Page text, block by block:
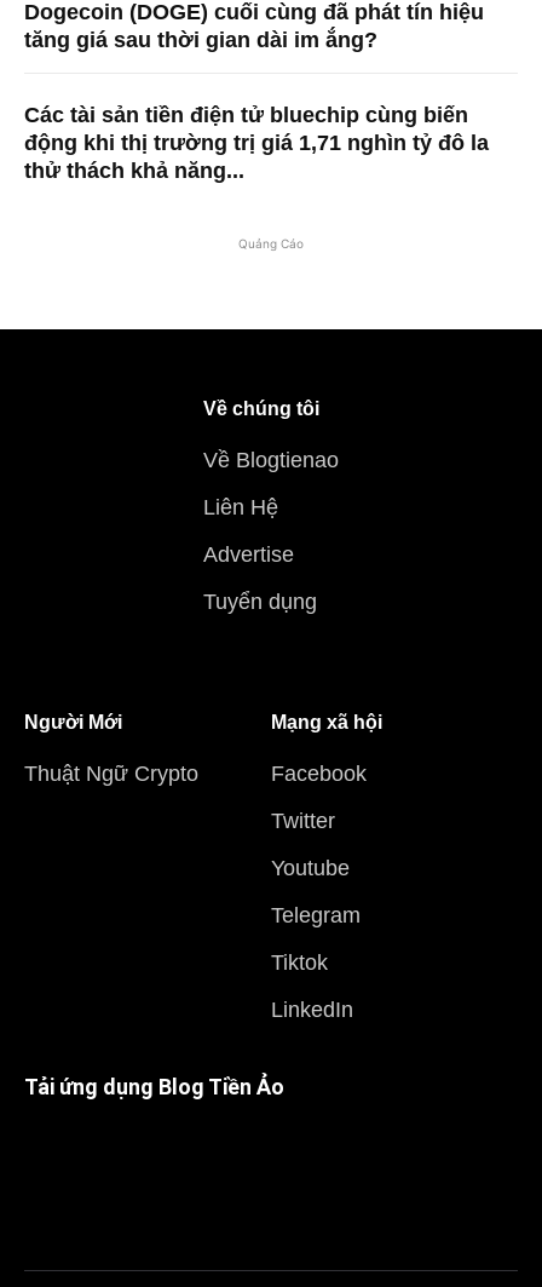
Dogecoin (DOGE) cuối cùng đã phát tín hiệu
tăng giá sau thời gian dài im ắng?
Các tài sản tiền điện tử bluechip cùng biến
động khi thị trường trị giá 1,71 nghìn tỷ đô la
thử thách khả năng...
Quảng Cáo
Về chúng tôi
Về Blogtienao
Liên Hệ
Advertise
Tuyển dụng
Người Mới
Thuật Ngữ Crypto
Mạng xã hội
Facebook
Twitter
Youtube
Telegram
Tiktok
LinkedIn
Tải ứng dụng Blog Tiền Ảo